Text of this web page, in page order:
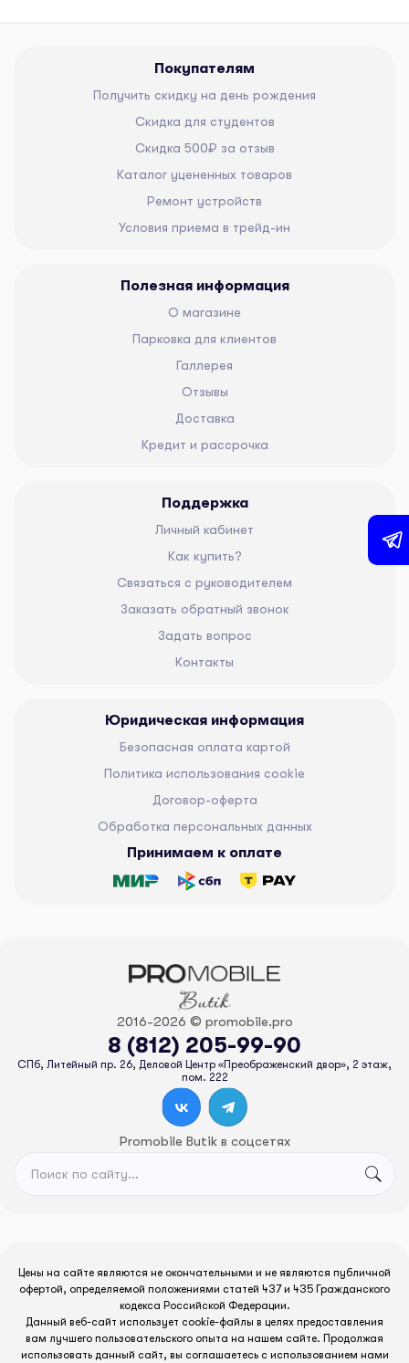
Покупателям
Получить скидку на день рождения
Скидка для студентов
Скидка 500₽ за отзыв
Каталог уцененных товаров
Ремонт устройств
Условия приема в трейд-ин
Полезная информация
О магазине
Парковка для клиентов
Галлерея
Отзывы
Доставка
Кредит и рассрочка
Поддержка
Личный кабинет
Как купить?
Связаться с руководителем
Заказать обратный звонок
Задать вопрос
Контакты
Юридическая информация
Безопасная оплата картой
Политика использования cookie
Договор-оферта
Обработка персональных данных
Принимаем к оплате
2016-2026 © promobile.pro
8 (812) 205-99-90
СПб, Литейный пр. 26, Деловой Центр «Преображенский двор», 2 этаж,
пом. 222
Promobile Butik в соцсетях
Цены на сайте являются не окончательными и не являются публичной
офертой, определяемой положениями статей 437 и 435 Гражданского
кодекса Российской Федерации.
Данный веб-сайт использует cookie-файлы в целях предоставления
вам лучшего пользовательского опыта на нашем сайте. Продолжая
использовать данный сайт, вы соглашаетесь с использованием нами